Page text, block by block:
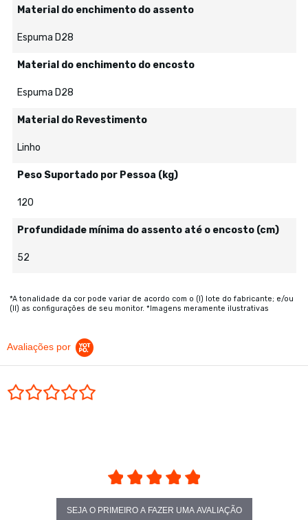
Material do enchimento do assento
Espuma D28
Material do enchimento do encosto
Espuma D28
Material do Revestimento
Linho
Peso Suportado por Pessoa (kg)
120
Profundidade mínima do assento até o encosto (cm)
52
*A tonalidade da cor pode variar de acordo com o (I) lote do fabricante; e/ou
(II) as configurações de seu monitor. *Imagens meramente ilustrativas
Avaliações por
SEJA O PRIMEIRO A FAZER UMA AVALIAÇÃO